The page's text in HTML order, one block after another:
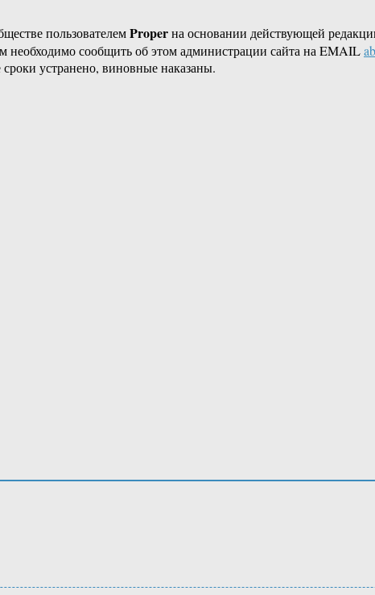
пользователемProperна основании действующей
сообщить об этом администрации сайта на EMAIL
устранено, виновные наказаны.